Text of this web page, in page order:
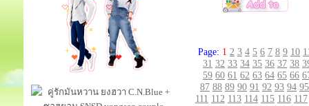
Page: 1 2 3 4 5 6 7 8 9 10
31 32 33 34 35 36 37 38
59 60 61 62 63 64 65 66
87 88 89 90 91 92 93 94 95
111 112 113 114 115 116 117